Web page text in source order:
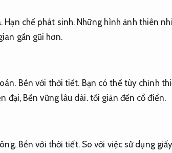
Hạn chế phát sinh. Những hình ảnh thiên
gần gũi hơn.
Bền với thời tiết. Bạn có thể tùy chỉnh
đại, Bền vững lâu dài.tối giản đến cổ điển.
Bền với thời tiết.So với việc sử dụng